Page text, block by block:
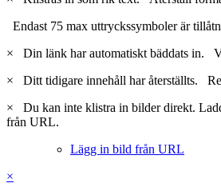
Endast 75 max uttryckssymboler är
×
Din länk har automatiskt bäddats in.
×
Ditt tidigare innehåll har återställts.
×
Du kan inte klistra in bilder direkt.
från URL.
Lägg in bild från URL
×